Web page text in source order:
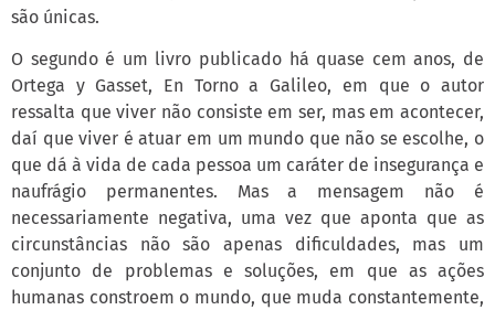
são únicas.
O segundo é um livro publicado há quase cem anos, de
Ortega y Gasset, En Torno a Galileo, em que o autor
ressalta que viver não consiste em ser, mas em acontecer,
daí que viver é atuar em um mundo que não se escolhe, o
que dá à vida de cada pessoa um caráter de insegurança e
naufrágio permanentes. Mas a mensagem não é
necessariamente negativa, uma vez que aponta que as
circunstâncias não são apenas dificuldades, mas um
conjunto de problemas e soluções, em que as ações
humanas constroem o mundo, que muda constantemente,